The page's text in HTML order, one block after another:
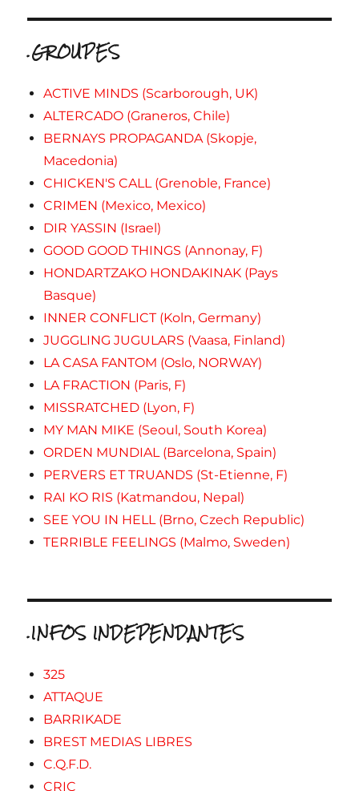
.GROUPES
ACTIVE MINDS (Scarborough, UK)
ALTERCADO (Graneros, Chile)
BERNAYS PROPAGANDA (Skopje,
Macedonia)
CHICKEN'S CALL (Grenoble, France)
CRIMEN (Mexico, Mexico)
DIR YASSIN (Israel)
GOOD GOOD THINGS (Annonay, F)
HONDARTZAKO HONDAKINAK (Pays
Basque)
INNER CONFLICT (Koln, Germany)
JUGGLING JUGULARS (Vaasa, Finland)
LA CASA FANTOM (Oslo, NORWAY)
LA FRACTION (Paris, F)
MISSRATCHED (Lyon, F)
MY MAN MIKE (Seoul, South Korea)
ORDEN MUNDIAL (Barcelona, Spain)
PERVERS ET TRUANDS (St-Etienne, F)
RAI KO RIS (Katmandou, Nepal)
SEE YOU IN HELL (Brno, Czech Republic)
TERRIBLE FEELINGS (Malmo, Sweden)
.INFOS INDEPENDANTES
325
ATTAQUE
BARRIKADE
BREST MEDIAS LIBRES
C.Q.F.D.
CRIC